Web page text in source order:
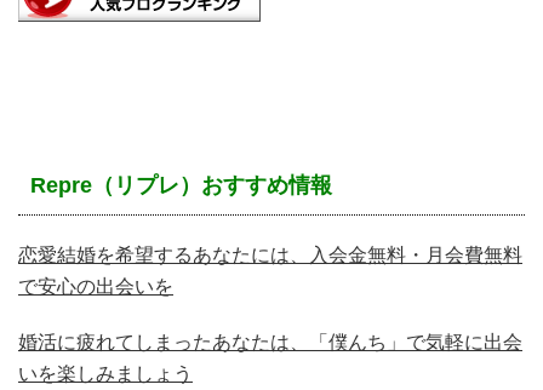
Repre（リプレ）おすすめ情報
恋愛結婚を希望するあなたには、入会金無料・月会費無料
で安心の出会いを
婚活に疲れてしまったあなたは、「僕んち」で気軽に出会
いを楽しみましょう